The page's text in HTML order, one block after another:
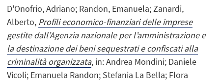
D'Onofrio, Adriano; Randon, Emanuela; Zanardi,
Alberto, Profili economico-finanziari delle imprese
gestite dall’Agenzia nazionale per l’amministrazione e
la destinazione dei beni sequestrati e confiscati alla
criminalità organizzata, in: Andrea Mondini; Daniele
Vicoli; Emanuela Randon; Stefania La Bella; Flora